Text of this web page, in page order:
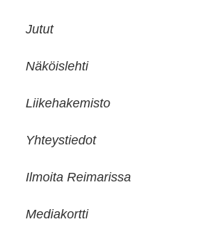
Jutut
Näköislehti
Liikehakemisto
Yhteystiedot
Ilmoita Reimarissa
Mediakortti